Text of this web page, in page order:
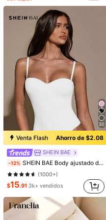
4.88 823K Seguidores
4.88 823K Seguidores
823K Seguidores
SHEIN LUNE Body 2 en 1 blanco con camisa, cuello camisero, manga larga, escote en V, top de tirantes con patchwork, ajuste ceñido
16 100+ vendidos
¡Casi agotado!
(1000+)
30
Venta Flash Ahorro de $2.08
SHEIN BAE
-12% SHEIN BAE Body ajustado de unicolor minimalista para uso casual y diario, verano
(1000+)
$15.91 3k+ vendidos